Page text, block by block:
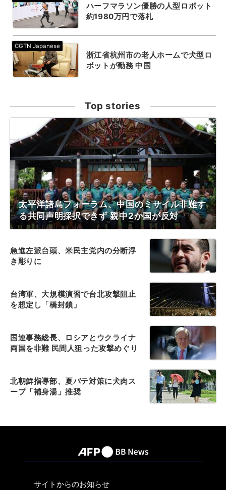
ハーフマラソン優勝の人型ロボット
約1980万円で落札
浙江省杭州市の老人ホームで犬型ロ
ボットが勤務 中国
Top stories
太平洋諸島フォーラム、中国のミサイル非難す
る共同声明採択できず 親中2か国が反対
急進左派台頭、米民主党内の分断浮
き彫りに
台湾軍、大規模演習で台北攻撃阻止
を想定し「橋封鎖」
国連事務総長、ロシアとウクライナ
両国を非難 民間人狙った攻撃めぐり
北朝鮮指導部、夏バテ対策に犬肉ス
ープ「補身湯」推奨
サイトからのお知らせ